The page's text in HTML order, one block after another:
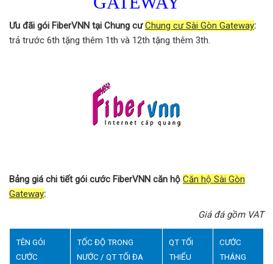
Ưu đãi gói FiberVNN tại Chung cưChung cư Sài Gòn Gateway:
trả trước 6th tặng thêm 1th và 12th tặng thêm 3th.
Bảng giá chi tiết gói cước FiberVNN căn hộ Căn hộ Sài Gòn
Gateway:
Giá đá gồm VAT
TÊN GÓI
CƯỚC
TỐC ĐỘ TRONG
NƯỚC / QT TỐI ĐA
QT TỐI
THIỂU
CƯỚC
THÁNG